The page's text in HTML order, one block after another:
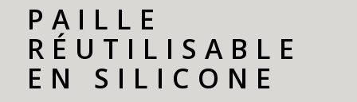
PAILLE
RÉUTILISABLE
EN SILICONE